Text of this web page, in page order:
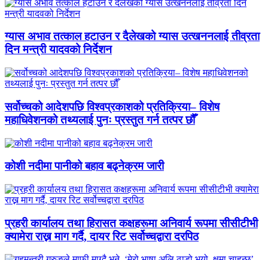
ग्यास अभाव तत्काल हटाउन र दैलेखको ग्यास उत्खननलाई तीव्रता
दिन मन्त्री यादवको निर्देशन
सर्वोच्चको आदेशपछि विश्वप्रकाशको प्रतिक्रिया– विशेष
महाधिवेशनको तथ्यलाई पुनः प्रस्तुत गर्न तत्पर छौँ
कोशी नदीमा पानीको बहाव बढ्नेक्रम जारी
प्रहरी कार्यालय तथा हिरासत कक्षहरूमा अनिवार्य रूपमा सीसीटीभी
क्यामेरा राख्न माग गर्दै, दायर रिट सर्वोच्चद्वारा दरपिठ